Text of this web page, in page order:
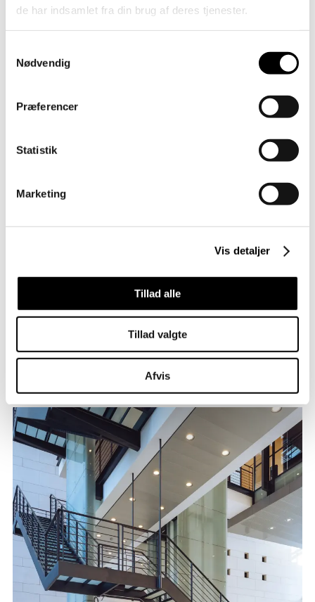
de har indsamlet fra din brug af deres tjenester.
Nødvendig
Præferencer
Statistik
Marketing
Vis detaljer
Tillad alle
Tillad valgte
Afvis